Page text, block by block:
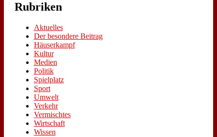
Ru­bri­ken
Aktuelles
Der besondere Beitrag
Häuserkampf
Kultur
Medien
Politik
Spielplatz
Sport
Umwelt
Verkehr
Vermischtes
Wirtschaft
Wissen